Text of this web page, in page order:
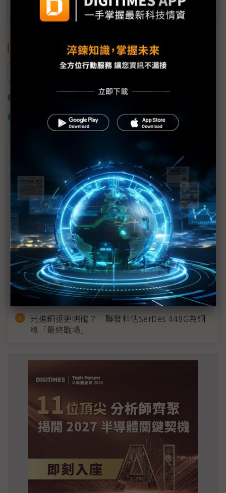
訂閱DIGITIMES 行動版
台積電 梁孟松
競業禁止
加入已選取到「關鍵字追蹤」
什麼是「關鍵字追蹤」
MLCC訂單過熱、出貨比創高 村田示警全球AI基
建熱潮將趨緩
2027全年記憶體產能提前售罄 買家「祕而不
宣」只怕買不夠
英特爾EMIB良率達標 聯發科第2代ASIC產品
2028準時量產
SpaceX晶片採購大轉向 Elon Musk捨超微全面
採用NVIDIA
光進銅退更明確？ 聯發科估SerDes 448G為銅
線「最終戰場」